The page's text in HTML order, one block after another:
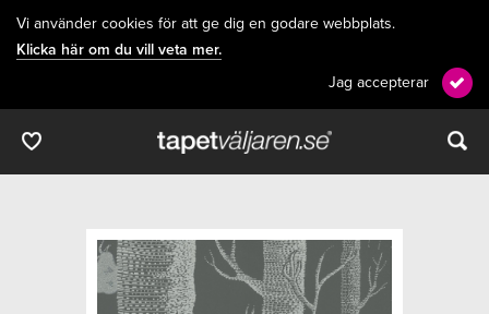
Vi använder cookies för att ge dig en godare webbplats.
Klicka här om du vill veta mer.
Jag accepterar